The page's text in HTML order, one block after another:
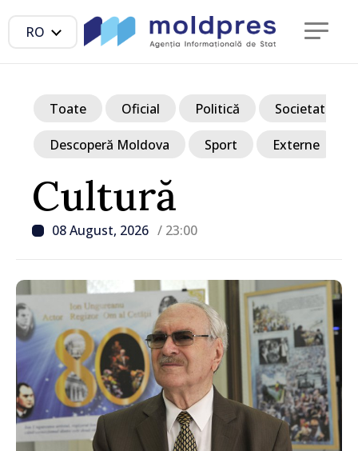
RO
Cultură
08 August, 2026 / 23:00
Toate Oficial Politică Societate
Descoperă Moldova Sport Externe